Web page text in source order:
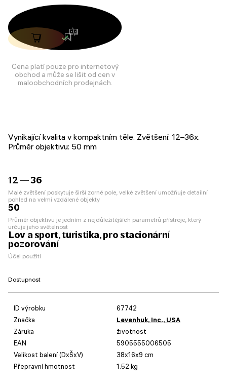
Cena platí pouze pro internetový
obchod a může se lišit od cen v
maloobchodních prodejnách.
Vynikající kvalita v kompaktním těle. Zvětšení: 12–36x.
Průměr objektivu: 50 mm
12 — 36
Malé zvětšení poskytuje širší zorné pole, velké zvětšení umožňuje detailní
pohled na velmi vzdálené objekty
50
Průměr objektivu je jedním z nejdůležitějších parametrů přístroje, který
určuje jeho světelnost
Lov a sport, turistika, pro stacionární
pozorování
Účel použití
Dostupnost
ID výrobku
67742
Značka
Levenhuk, Inc., USA
Záruka
životnost
EAN
5905555006505
Velikost balení (DxŠxV)
38x16x9 cm
Přepravní hmotnost
1.52 kg